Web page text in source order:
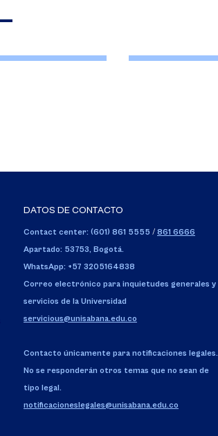
DATOS DE CONTACTO
Contact center: (601) 861 5555 / 861 6666
Apartado: 53753, Bogotá.
WhatsApp: +57 3205164838
Correo electrónico para inquietudes generales y
servicios de la Universidad
servicious@unisabana.edu.co
Contacto únicamente para notificaciones legales.
No se responderán otros temas que no sean de
tipo legal.
notificacioneslegales@unisabana.edu.co